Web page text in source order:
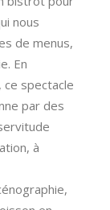
nous
de menus,
En
ce spectacle
par des
à